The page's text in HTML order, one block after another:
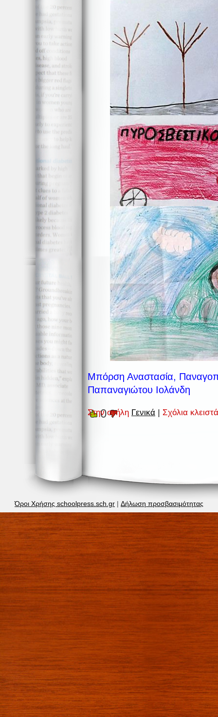
Μπόρση Αναστασία,
Παπαναγιώτου Ιολάνδη
Στην στήλη Γενικά | Σχόλια κλειστά
0
Όροι Χρήσης schoolpress.sch.gr | Δήλωση προσβασιμότητας